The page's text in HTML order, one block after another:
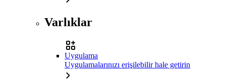
Varlıklar
Uygulama
Uygulamalarınızı erişilebilir hale getirin